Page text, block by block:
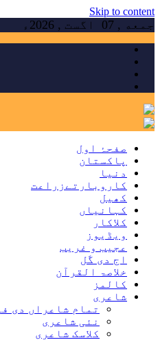
Skip to content
جمعه , 07 اگست , 2026ء
صفحۂ اول
پاکستان
دنیا
کاروبارتےزراعت
کھیل
کہانیاں
کلاکار
ویڈیوز
عجیب و غریب
اج دی گَل
خلاصۃ القرآن
کالمز
شاعری
تمام شاعراں دی
نئی شاعری
کلاسک شاعری